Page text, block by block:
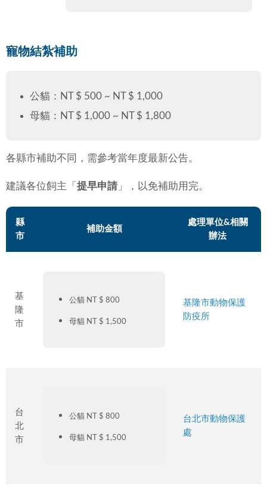
寵物結紮補助
公貓：NT $ 500 ~ NT $ 1,000
母貓：NT $ 1,000 ~ NT $ 1,800
各縣市補助不同，需參考當年度最新公告。
建議各位飼主「 提早申請 」，以免補助用完。
縣
市
補助金額
處理單位&相關
辦法
基
隆
市
公貓 NT $ 800
母貓 NT $ 1,500
基隆市動物保護
防疫所
台
北
市
公貓 NT $ 800
母貓 NT $ 1,500
台北市動物保護
處